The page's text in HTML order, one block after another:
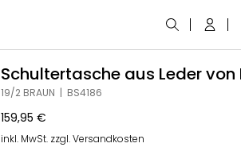
Schultertasche aus Leder von
19/2 BRAUN | BS4186
159,95€
inkl. MwSt. zzgl. Versandkosten